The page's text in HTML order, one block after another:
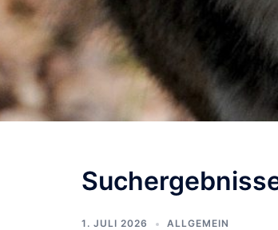
1. JULI 2026 ALLGEMEIN